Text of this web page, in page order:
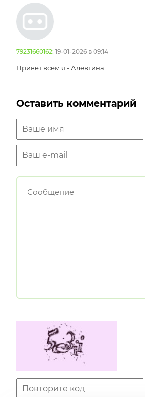
79231660162: 19-01-2026 в 09:14
Привет всем я - Алевтина
Оставить комментарий